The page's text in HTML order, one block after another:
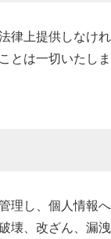
律上提供しなけれ
とは一切いたしま
理し、個人情報へ
壊、改ざん、漏洩